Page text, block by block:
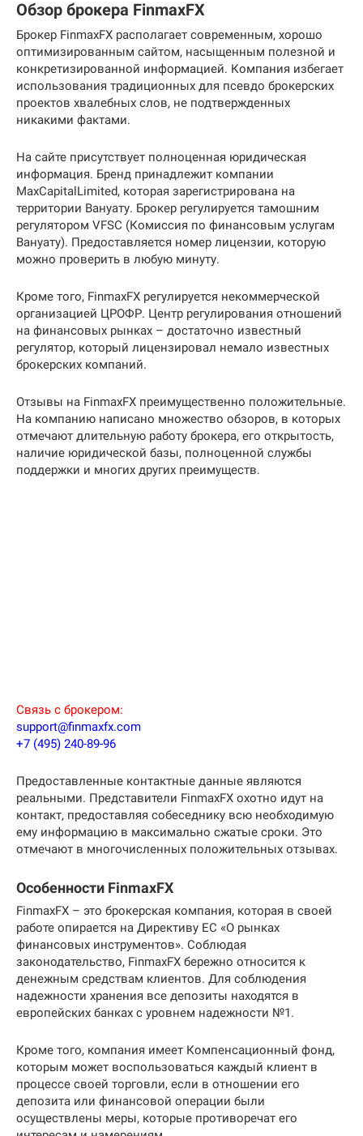
Обзор брокера FinmaxFX
Брокер FinmaxFX располагает современным, хорошо
оптимизированным сайтом, насыщенным полезной и
конкретизированной информацией. Компания избегает
использования традиционных для псевдо брокерских
проектов хвалебных слов, не подтвержденных
никакими фактами.
На сайте присутствует полноценная юридическая
информация. Бренд принадлежит компании
MaxCapitalLimited, которая зарегистрирована на
территории Вануату. Брокер регулируется тамошним
регулятором VFSC (Комиссия по финансовым услугам
Вануату). Предоставляется номер лицензии, которую
можно проверить в любую минуту.
Кроме того, FinmaxFX регулируется некоммерческой
организацией ЦРОФР. Центр регулирования отношений
на финансовых рынках – достаточно известный
регулятор, который лицензировал немало известных
брокерских компаний.
Отзывы на FinmaxFX преимущественно положительные.
На компанию написано множество обзоров, в которых
отмечают длительную работу брокера, его открытость,
наличие юридической базы, полноценной службы
поддержки и многих других преимуществ.
Связь с брокером:
support@finmaxfx.com
+7 (495) 240-89-96
Предоставленные контактные данные являются
реальными. Представители FinmaxFX охотно идут на
контакт, предоставляя собеседнику всю необходимую
ему информацию в максимально сжатые сроки. Это
отмечают в многочисленных положительных отзывах.
Особенности FinmaxFX
FinmaxFX – это брокерская компания, которая в своей
работе опирается на Директиву ЕС «О рынках
финансовых инструментов». Соблюдая
законодательство, FinmaxFX бережно относится к
денежным средствам клиентов. Для соблюдения
надежности хранения все депозиты находятся в
европейских банках с уровнем надежности №1.
Кроме того, компания имеет Компенсационный фонд,
которым может воспользоваться каждый клиент в
процессе своей торговли, если в отношении его
депозита или финансовой операции были
осуществлены меры, которые противоречат его